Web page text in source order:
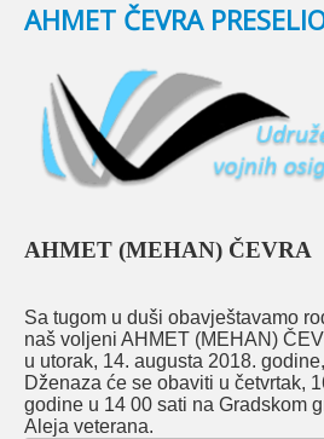
AHMET ČEVRA
AHMET (MEHAN) ČEVRA
Sa tugom u duši obavještavamo
naš voljeni AHMET (MEHAN)
u utorak, 14. augusta 2018.
Dženaza će se obaviti u četvrtak,
godine u 14 00 sati na Gradskom
Aleja veterana.